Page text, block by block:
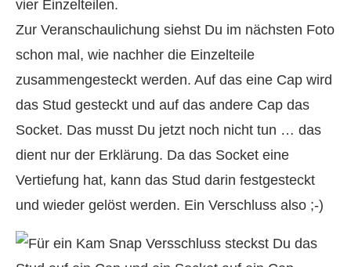
Zur Veranschaulichung siehst Du im nächsten Foto
schon mal, wie nachher die Einzelteile
zusammengesteckt werden. Auf das eine Cap wird
das Stud gesteckt und auf das andere Cap das
Socket. Das musst Du jetzt noch nicht tun … das
dient nur der Erklärung. Da das Socket eine
Vertiefung hat, kann das Stud darin festgesteckt
und wieder gelöst werden. Ein Verschluss also ;-)